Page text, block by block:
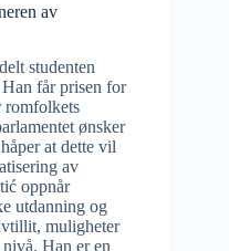
av
studenten
får prisen for
romfolkets
ønsker
at dette vil
av
oppnår
utdanning og
muligheter
Han er en